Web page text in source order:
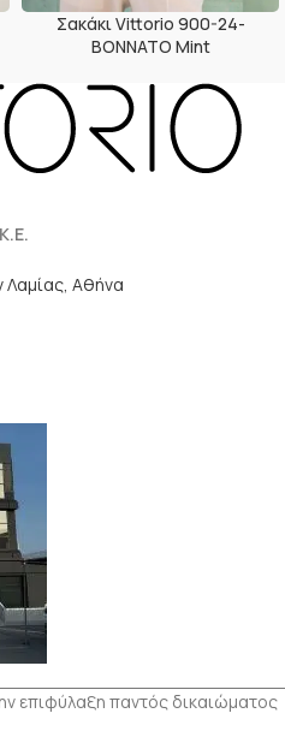
Σακάκι Vittorio 900-24-
BONNATO Mint
Λαμίας, Αθήνα
επιφύλαξη παντός δικαιώματος